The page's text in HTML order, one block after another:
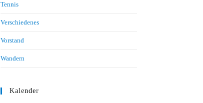
Tennis
Verschiedenes
Vorstand
Wandern
Kalender